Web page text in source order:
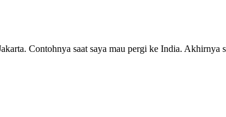
Contohnya saat saya mau pergi ke India. Akhirnya